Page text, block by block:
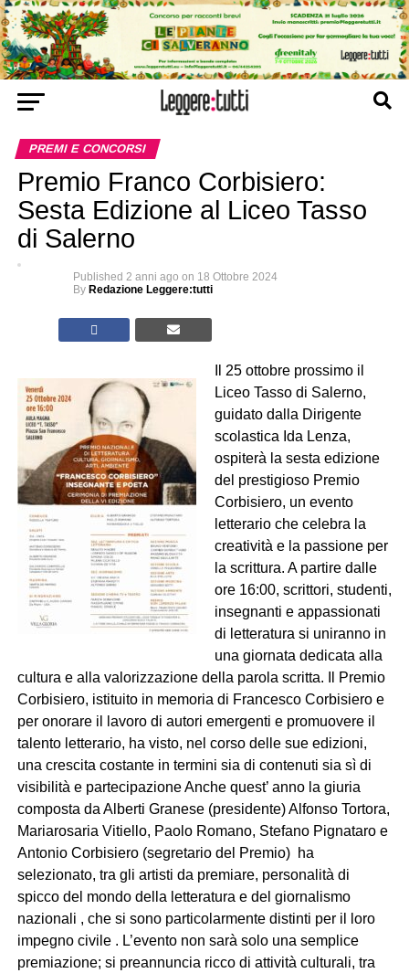
PREMI E CONCORSI
Premio Franco Corbisiero:
Sesta Edizione al Liceo Tasso
di Salerno
Published 2 anni ago on 18 Ottobre 2024
By Redazione Leggere:tutti
Il 25 ottobre prossimo il
Liceo Tasso di Salerno,
guidato dalla Dirigente
scolastica Ida Lenza,
ospiterà la sesta edizione
del prestigioso Premio
Corbisiero, un evento
letterario che celebra la
creatività e la passione per
la scrittura. A partire dalle
ore 16:00, scrittori, studenti,
insegnanti e appassionati
di letteratura si uniranno in
una giornata dedicata alla
cultura e alla valorizzazione della parola scritta. Il Premio
Corbisiero, istituito in memoria di Francesco Corbisiero e
per onorare il lavoro di autori emergenti e promuovere il
talento letterario, ha visto, nel corso delle sue edizioni,
una crescita costante in termini sia di contenuti sia sì di
visibilità e partecipazione Anche quest’ anno la giuria
composta da Alberti Granese (presidente) Alfonso Tortora,
Mariarosaria Vitiello, Paolo Romano, Stefano Pignataro e
Antonio Corbisiero (segretario del Premio) ha
selezionato, tra gli artisti da premiare, personalità di
spicco del mondo della letteratura e del giornalismo
nazionali , che si sono particolarmente distinti per il loro
impegno civile . L’evento non sarà solo una semplice
premiazione; si preannuncia ricco di attività culturali, tra